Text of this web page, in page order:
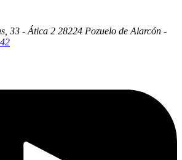
33 - Ática 2 28224 Pozuelo de Alarcón -